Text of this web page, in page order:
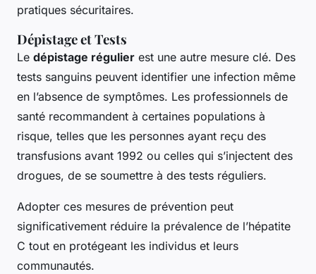
pratiques sécuritaires.
Dépistage et Tests
Le dépistage régulier est une autre mesure clé. Des
tests sanguins peuvent identifier une infection même
en l’absence de symptômes. Les professionnels de
santé recommandent à certaines populations à
risque, telles que les personnes ayant reçu des
transfusions avant 1992 ou celles qui s’injectent des
drogues, de se soumettre à des tests réguliers.
Adopter ces mesures de prévention peut
significativement réduire la prévalence de l’hépatite
C tout en protégeant les individus et leurs
communautés.